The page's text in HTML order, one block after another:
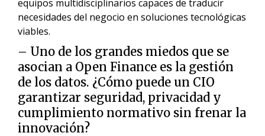
equipos multidisciplinarios capaces de traducir
necesidades del negocio en soluciones tecnológicas
viables.
– Uno de los grandes miedos que se
asocian a Open Finance es la gestión
de los datos. ¿Cómo puede un CIO
garantizar seguridad, privacidad y
cumplimiento normativo sin frenar la
innovación?